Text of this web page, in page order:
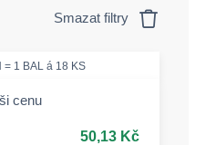
Smazat filtry
= 1 BAL á 18 KS
cenu
50,13 Kč